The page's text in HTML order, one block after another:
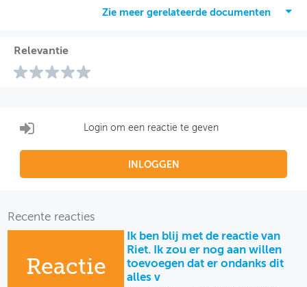
Zie meer gerelateerde documenten
Relevantie
Login om een reactie te geven
INLOGGEN
Recente reacties
Reactie
Ik ben blij met de reactie van
Riet. Ik zou er nog aan willen
toevoegen dat er ondanks dit
alles v